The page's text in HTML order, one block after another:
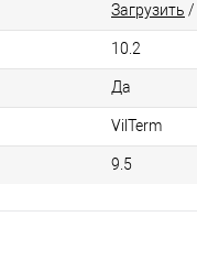
Загрузить /
10.2
Да
VilTerm
9.5